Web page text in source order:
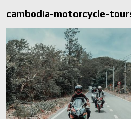
Quà cá nhân hóa: vì sao món
AI trong doanh nghiệp: Phân biệt
Ứng dụng AI trong doanh nghiệp để
Ứng dụng AI cho chăm sóc khách
24/7
cambodia-motorcycle-